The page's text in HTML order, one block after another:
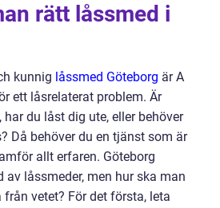
rätt låssmed i
kunnig låssmed Göteborg är A
ett låsrelaterat problem. Är
du låst dig ute, eller behöver
Då behöver du en tjänst som är
allt erfaren. Göteborg
av låssmeder, men hur ska man
vetet? För det första, leta